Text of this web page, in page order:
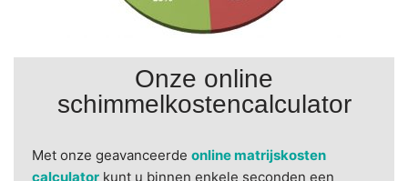
Onze online
schimmelkostencalculator
Met onze geavanceerde online matrijskosten
calculator kunt u binnen enkele seconden een